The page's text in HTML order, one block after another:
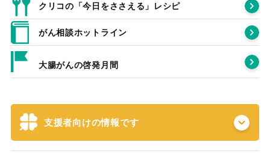
クリコの「今日をささえる」レシピ
がん相談ホットライン
大腸がんの啓発月間
支援者向けの情報です